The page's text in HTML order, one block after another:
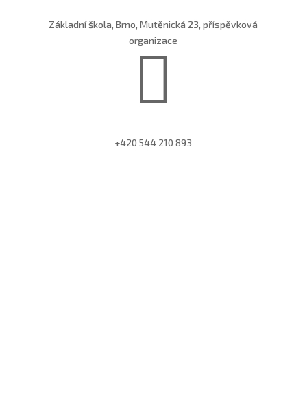
Základní škola, Brno, Mutěnická 23, příspěvková
organizace

+420 544 210 893